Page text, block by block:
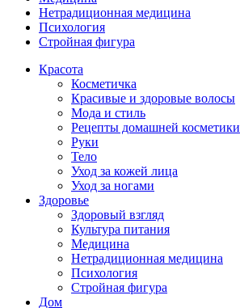
Нетрадиционная медицина
Психология
Стройная фигура
Красота
Косметичка
Красивые и здоровые волосы
Мода и стиль
Рецепты домашней косметики
Руки
Тело
Уход за кожей лица
Уход за ногами
Здоровье
Здоровый взгляд
Культура питания
Медицина
Нетрадиционная медицина
Психология
Стройная фигура
Дом